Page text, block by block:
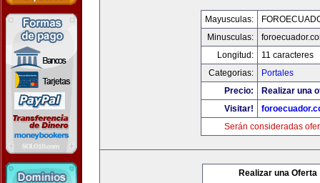
Mayusculas:
Minusculas:
Longitud:
11 caracteres
Categorias:
Portales
Precio:
Realizar una
Visitar!
Serán consideradas
Realizar una Oferta